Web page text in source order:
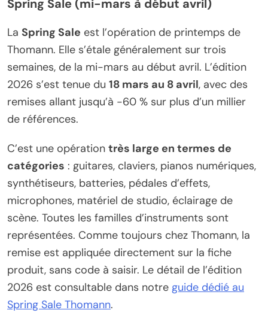
Spring Sale (mi-mars à début avril)
La Spring Sale est l’opération de printemps de
Thomann. Elle s’étale généralement sur trois
semaines, de la mi-mars au début avril. L’édition
2026 s’est tenue du 18 mars au 8 avril, avec des
remises allant jusqu’à -60 % sur plus d’un millier
de références.
C’est une opération très large en termes de
catégories : guitares, claviers, pianos numériques,
synthétiseurs, batteries, pédales d’effets,
microphones, matériel de studio, éclairage de
scène. Toutes les familles d’instruments sont
représentées. Comme toujours chez Thomann, la
remise est appliquée directement sur la fiche
produit, sans code à saisir. Le détail de l’édition
2026 est consultable dans notre guide dédié au
Spring Sale Thomann.